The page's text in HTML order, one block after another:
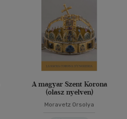
A magyar Szent Korona
(olasz nyelven)
Moravetz Orsolya